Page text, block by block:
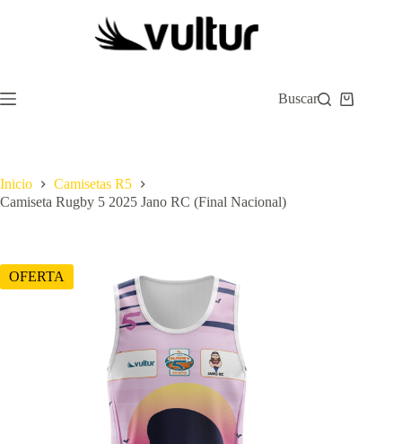
Buscar
Carro
Inicio
Camisetas R5
Camiseta Rugby 5 2025 Jano RC (Final Nacional)
OFERTA